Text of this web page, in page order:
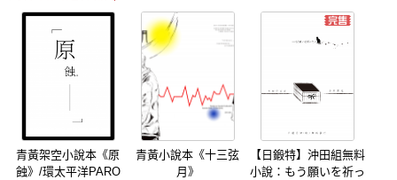
青黃架空小說本《原
蝕》/環太平洋PARO
青黃小說本《十三弦
月》
【日鍛特】沖田組無料
小說：もう願いを祈っ